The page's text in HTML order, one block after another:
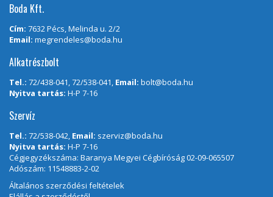
Boda Kft.
Cím: 7632 Pécs, Melinda u. 2/2
Email: megrendeles@boda.hu
Alkatrészbolt
Tel.: 72/438-041, 72/538-041, Email: bolt@boda.hu
Nyitva tartás: H-P 7-16
Szervíz
Tel.: 72/538-042, Email: szerviz@boda.hu
Nyitva tartás: H-P 7-16
Cégjegyzékszáma: Baranya Megyei Cégbíróság 02-09-065507
Adószám: 11548883-2-02
Általános szerződési feltételek